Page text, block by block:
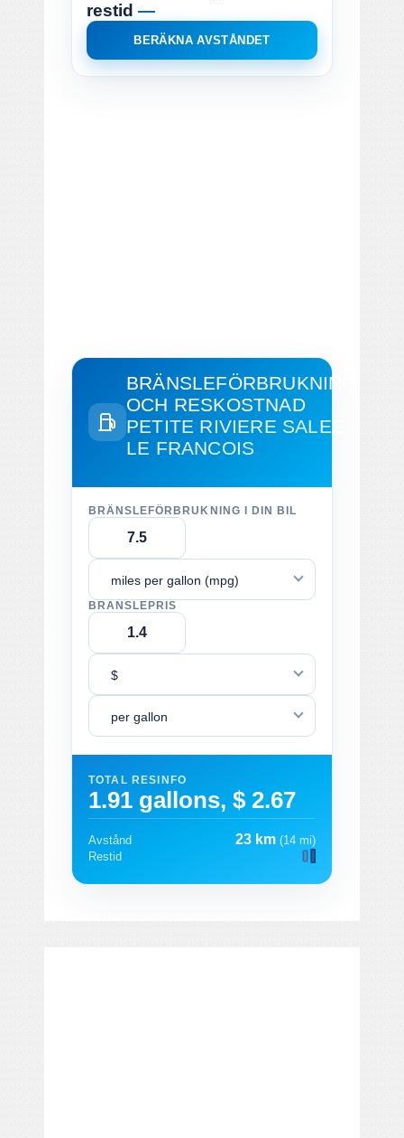
restid —
BERÄKNA AVSTÅNDET
BRÄNSLEFÖRBRUKNING
OCH RESKOSTNAD
PETITE RIVIERE SALEE -
LE FRANCOIS
BRÄNSLEFÖRBRUKNING I DIN BIL
miles per gallon (mpg)
BRÄNSLEPRIS
$
per gallon
TOTAL RESINFO
1.91 gallons, $ 2.67
Avstånd 23 km (14 mi)
Restid